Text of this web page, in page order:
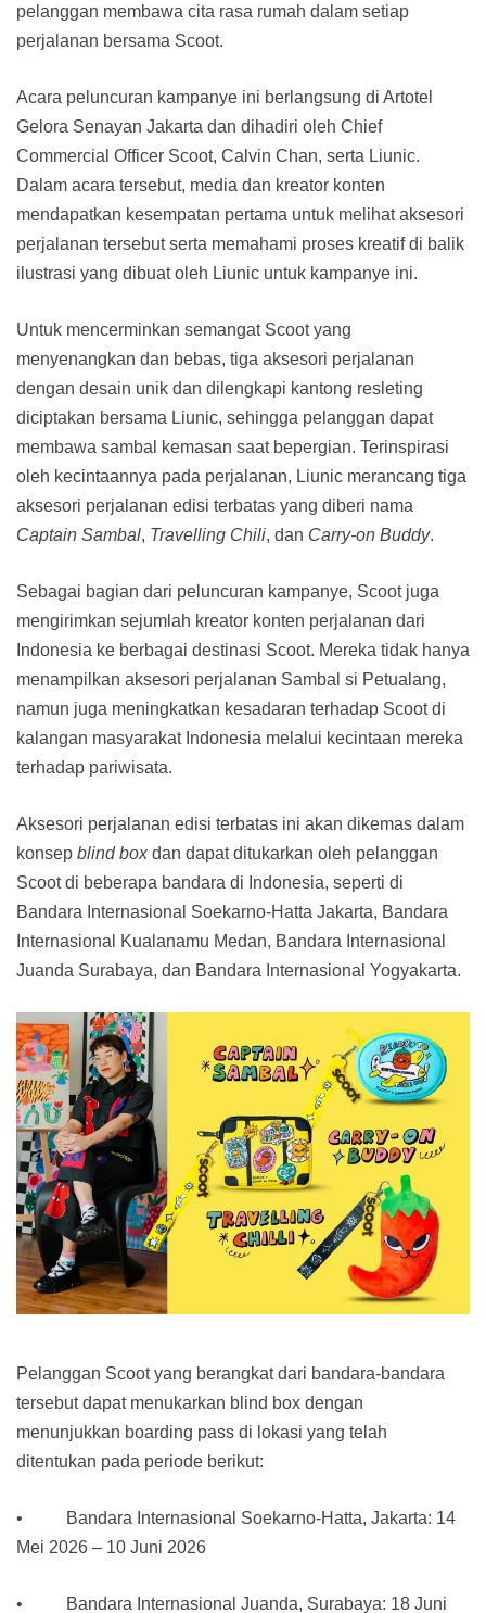
pelanggan membawa cita rasa rumah dalam setiap
perjalanan bersama Scoot.
Acara peluncuran kampanye ini berlangsung di Artotel
Gelora Senayan Jakarta dan dihadiri oleh Chief
Commercial Officer Scoot, Calvin Chan, serta Liunic.
Dalam acara tersebut, media dan kreator konten
mendapatkan kesempatan pertama untuk melihat aksesori
perjalanan tersebut serta memahami proses kreatif di balik
ilustrasi yang dibuat oleh Liunic untuk kampanye ini.
Untuk mencerminkan semangat Scoot yang
menyenangkan dan bebas, tiga aksesori perjalanan
dengan desain unik dan dilengkapi kantong resleting
diciptakan bersama Liunic, sehingga pelanggan dapat
membawa sambal kemasan saat bepergian. Terinspirasi
oleh kecintaannya pada perjalanan, Liunic merancang tiga
aksesori perjalanan edisi terbatas yang diberi nama
Captain Sambal, Travelling Chili, dan Carry-on Buddy.
Sebagai bagian dari peluncuran kampanye, Scoot juga
mengirimkan sejumlah kreator konten perjalanan dari
Indonesia ke berbagai destinasi Scoot. Mereka tidak hanya
menampilkan aksesori perjalanan Sambal si Petualang,
namun juga meningkatkan kesadaran terhadap Scoot di
kalangan masyarakat Indonesia melalui kecintaan mereka
terhadap pariwisata.
Aksesori perjalanan edisi terbatas ini akan dikemas dalam
konsep blind boxdan dapat ditukarkan oleh pelanggan
Scoot di beberapa bandara di Indonesia, seperti di
Bandara Internasional Soekarno-Hatta Jakarta, Bandara
Internasional Kualanamu Medan, Bandara Internasional
Juanda Surabaya, dan Bandara Internasional Yogyakarta.
Pelanggan Scoot yang berangkat dari bandara-bandara
tersebut dapat menukarkan blind box dengan
menunjukkan boarding pass di lokasi yang telah
ditentukan pada periode berikut:
• Bandara Internasional Soekarno-Hatta, Jakarta: 14
Mei 2026 – 10 Juni 2026
• Bandara Internasional Juanda, Surabaya: 18 Juni